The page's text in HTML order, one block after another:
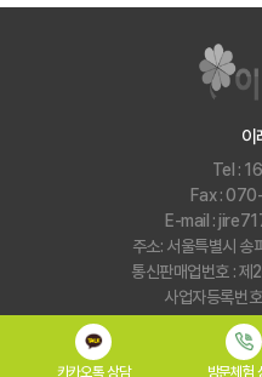
카카오톡 상담 방문체험
이
Tel :
Fax :
E-mail :
주소: 서울특별시
통신판매업번호 :
사업자등록번
COPYRIGHT 2023ⓒ 이레기획. ALL